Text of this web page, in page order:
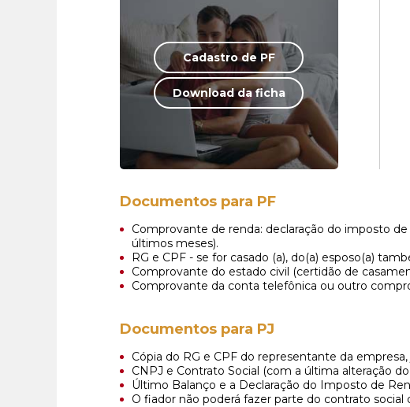
Cadastro de PF
Download da ficha
Documentos para PF
Comprovante de renda: declaração do imposto
últimos meses).
RG e CPF - se for casado (a), do(a) esposo(a)
Comprovante do estado civil (certidão de
Comprovante da conta telefônica ou outro
Documentos para PJ
Cópia do RG e CPF do representante da
CNPJ e Contrato Social (com a última alteração
Último Balanço e a Declaração do Imposto de
O fiador não poderá fazer parte do contrato social